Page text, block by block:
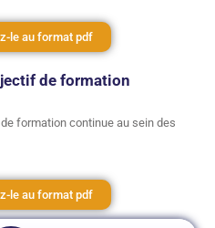
le au format pdf
de formation
formation continue au sein des
le au format pdf